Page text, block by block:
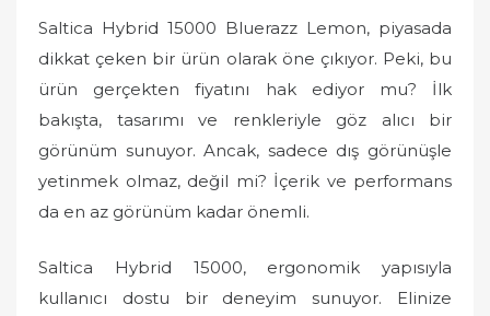
Saltica Hybrid 15000 Bluerazz Lemon, piyasada
dikkat çeken bir ürün olarak öne çıkıyor. Peki, bu
ürün gerçekten fiyatını hak ediyor mu? İlk
bakışta, tasarımı ve renkleriyle göz alıcı bir
görünüm sunuyor. Ancak, sadece dış görünüşle
yetinmek olmaz, değil mi? İçerik ve performans
da en az görünüm kadar önemli.
Saltica Hybrid 15000, ergonomik yapısıyla
kullanıcı dostu bir deneyim sunuyor. Elinize